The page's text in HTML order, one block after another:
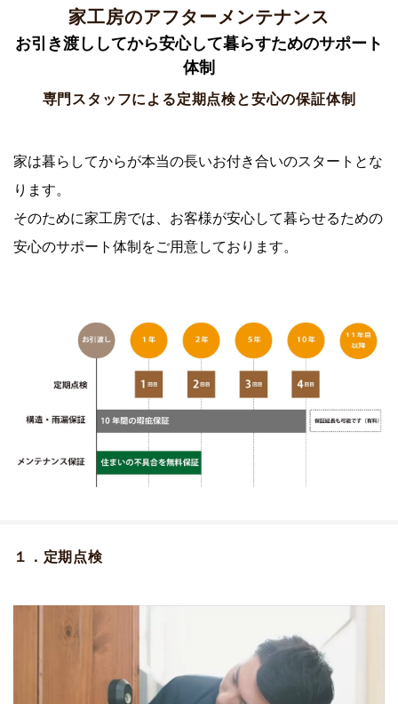
家工房のアフターメンテナンス
お引き渡ししてから安心して暮らすためのサポート
体制
専門スタッフによる定期点検と安心の保証体制
家は暮らしてからが本当の長いお付き合いのスタートとな
ります。
そのために家工房では、お客様が安心して暮らせるための
安心のサポート体制をご用意しております。
１．定期点検